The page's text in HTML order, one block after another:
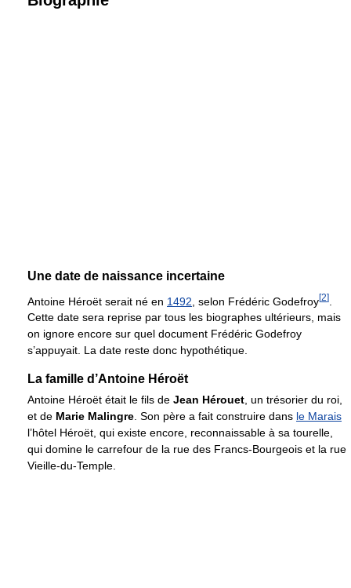
Une date de naissance incertaine
Antoine Héroët serait né en 1492 , selon Frédéric Godefroy[2]
Cette date sera reprise par tous les biographes ultérieurs, mais
on ignore encore sur quel document Frédéric Godefroy
s’appuyait. La date reste donc hypothétique.
La famille d’Antoine Héroët
Antoine Héroët était le fils de Jean Hérouet, un trésorier du roi,
et de Marie Malingre. Son père a fait construire dans le Marais
l’hôtel Héroët, qui existe encore, reconnaissable à sa tourelle,
qui domine le carrefour de la rue des Francs-Bourgeois et la rue
Vieille-du-Temple.